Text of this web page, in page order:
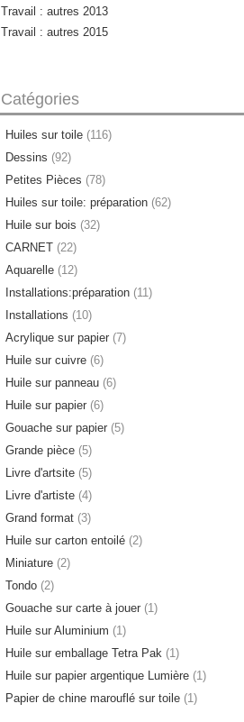
Travail : autres 2013
Travail : autres 2015
Catégories
Huiles sur toile (116)
Dessins (92)
Petites Pièces (78)
Huiles sur toile: préparation (62)
Huile sur bois (32)
CARNET (22)
Aquarelle (12)
Installations:préparation (11)
Installations (10)
Acrylique sur papier (7)
Huile sur cuivre (6)
Huile sur panneau (6)
Huile sur papier (6)
Gouache sur papier (5)
Grande pièce (5)
Livre d'artsite (5)
Livre d'artiste (4)
Grand format (3)
Huile sur carton entoilé (2)
Miniature (2)
Tondo (2)
Gouache sur carte à jouer (1)
Huile sur Aluminium (1)
Huile sur emballage Tetra Pak (1)
Huile sur papier argentique Lumière (1)
Papier de chine marouflé sur toile (1)